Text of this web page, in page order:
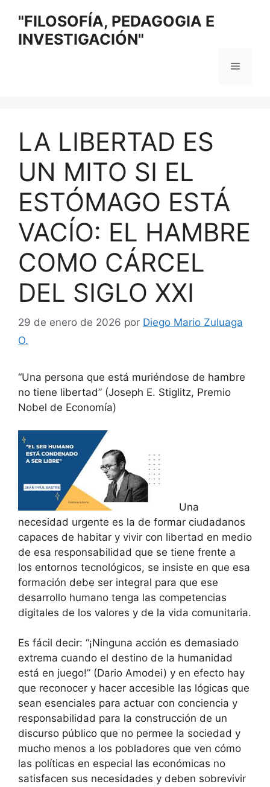
contenido
"FILOSOFÍA, PEDAGOGIA E
INVESTIGACIÓN"
Menú
LA LIBERTAD ES
UN MITO SI EL
ESTÓMAGO ESTÁ
VACÍO: EL HAMBRE
COMO CÁRCEL
DEL SIGLO XXI
29 de enero de 2026 por Diego Mario Zuluaga
O.
“Una persona que está muriéndose de hambre
no tiene libertad” (Joseph E. Stiglitz, Premio
Nobel de Economía)
Una
necesidad urgente es la de formar ciudadanos
capaces de habitar y vivir con libertad en medio
de esa responsabilidad que se tiene frente a
los entornos tecnológicos, se insiste en que esa
formación debe ser integral para que ese
desarrollo humano tenga las competencias
digitales de los valores y de la vida comunitaria.
Es fácil decir: “¡Ninguna acción es demasiado
extrema cuando el destino de la humanidad
está en juego!” (Dario Amodei) y en efecto hay
que reconocer y hacer accesible las lógicas que
sean esenciales para actuar con conciencia y
responsabilidad para la construcción de un
discurso público que no permee la sociedad y
mucho menos a los pobladores que ven cómo
las políticas en especial las económicas no
satisfacen sus necesidades y deben sobrevivir